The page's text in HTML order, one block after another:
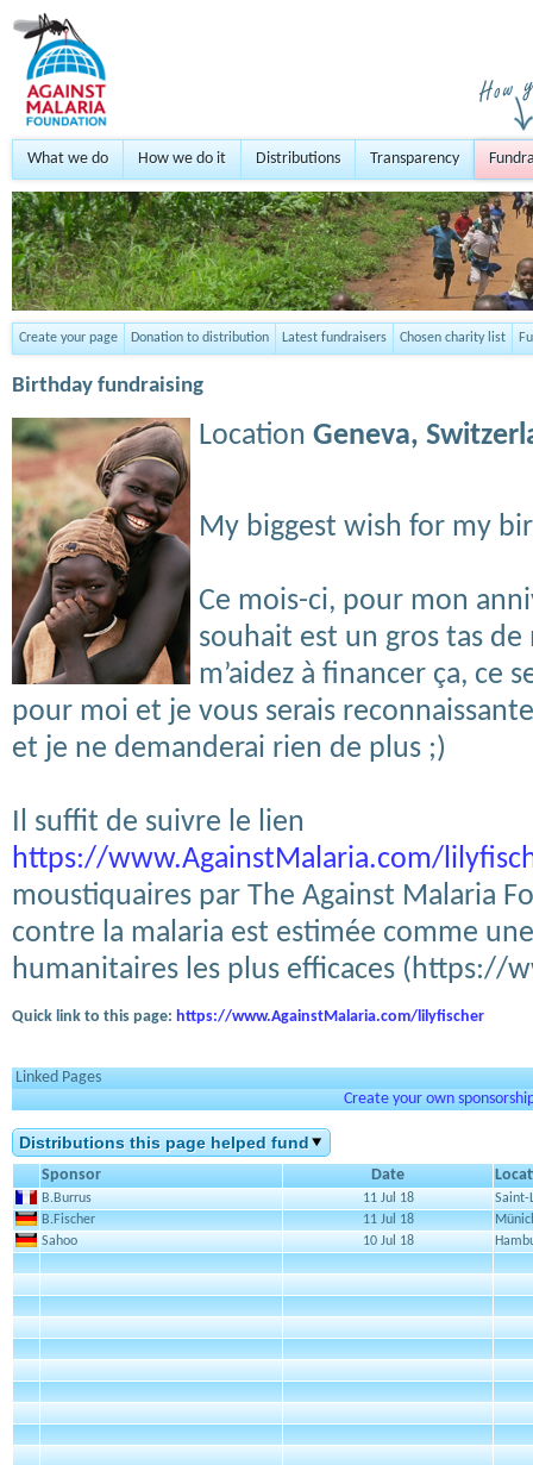
What we do How we do it Distributions Transparency
Create your page Donation to distribution Latest fundraisers Chosen charity list
Birthday fundraising
Location Geneva,
My biggest wish for my
Ce mois-ci, pour mon
souhait est un gros tas
m’aidez à financer ça, ce
pour moi et je vous serais
et je ne demanderai rien de plus ;)
Il suffit de suivre le lien
https://www.AgainstMalaria.com/
moustiquaires par The Against Malaria
contre la malaria est estimée comme
humanitaires les plus efficaces (https://
Quick link to this page: https://www.AgainstMalaria.com/lilyfischer
Linked Pages
Create your own
Distributions this page helped fund
Sponsor Date
B.Burrus 11 Jul 18
Saint-
B.Fischer
11 Jul 18
Sahoo
10 Jul 18